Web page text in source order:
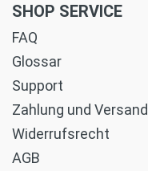
SHOP SERVICE
FAQ
Glossar
Support
Zahlung und Versand
Widerrufsrecht
AGB